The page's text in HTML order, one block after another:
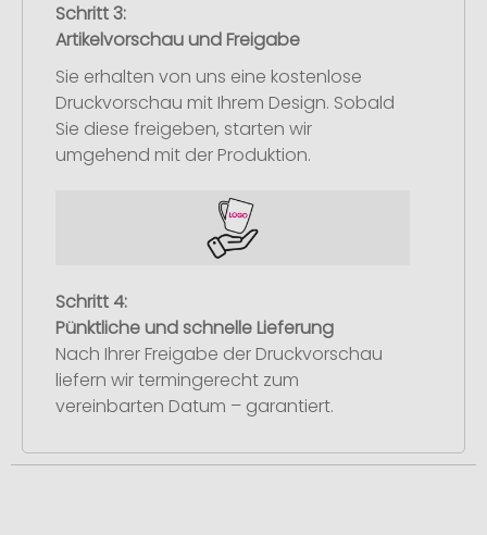
Schritt 3:
Artikelvorschau und Freigabe
Sie erhalten von uns eine kostenlose
Druckvorschau mit Ihrem Design. Sobald
Sie diese freigeben, starten wir
umgehend mit der Produktion.
Schritt 4:
Pünktliche und schnelle Lieferung
Nach Ihrer Freigabe der Druckvorschau
liefern wir termingerecht zum
vereinbarten Datum – garantiert.